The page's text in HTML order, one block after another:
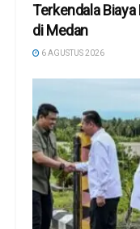
Terkendala
di Medan
6 AGUSTUS 2026